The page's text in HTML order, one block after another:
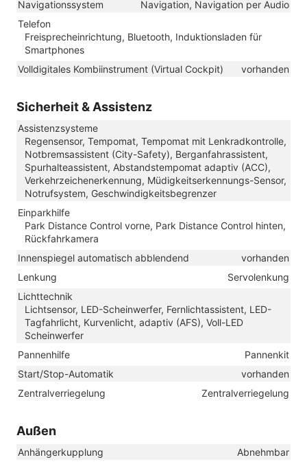
Navigationssystem
Navigation, Navigation per Audio
Telefon
Freisprecheinrichtung, Bluetooth, Induktionsladen für
Smartphones
Volldigitales Kombiinstrument (Virtual Cockpit)
vorhanden
Sicherheit & Assistenz
Assistenzsysteme
Regensensor, Tempomat, Tempomat mit Lenkradkontrolle,
Notbremsassistent (City-Safety), Berganfahrassistent,
Spurhalteassistent, Abstandstempomat adaptiv (ACC),
Verkehrzeichenerkennung, Müdigkeitserkennungs-Sensor,
Notrufsystem, Geschwindigkeitsbegrenzer
Einparkhilfe
Park Distance Control vorne, Park Distance Control hinten,
Rückfahrkamera
Innenspiegel automatisch abblendend
vorhanden
Lenkung
Servolenkung
Lichttechnik
Lichtsensor, LED-Scheinwerfer, Fernlichtassistent, LED-
Tagfahrlicht, Kurvenlicht, adaptiv (AFS), Voll-LED
Scheinwerfer
Pannenhilfe
Pannenkit
Start/Stop-Automatik
vorhanden
Zentralverriegelung
Zentralverriegelung
Außen
Anhängerkupplung
Abnehmbar